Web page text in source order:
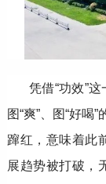
凭借“功效”
图“爽”、图“好喝
蹿红，意味着此
展趋势被打破，